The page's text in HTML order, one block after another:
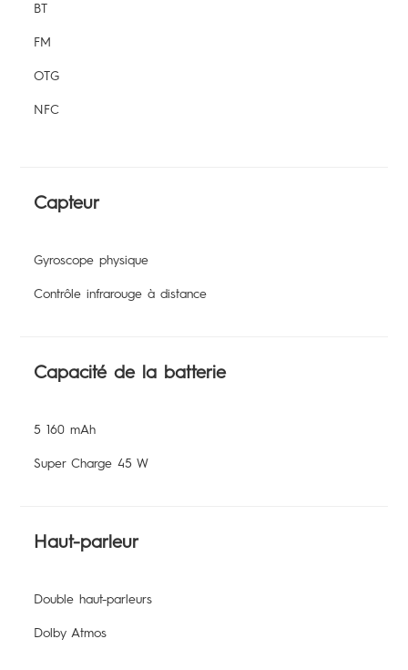
BT
FM
OTG
NFC
Capteur
Gyroscope physique
Contrôle infrarouge à distance
Capacité de la batterie
5 160 mAh
Super Charge 45 W
Haut-parleur
Double haut-parleurs
Dolby Atmos